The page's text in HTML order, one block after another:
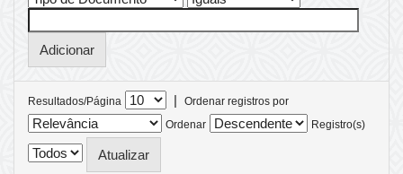
Resultados/Página |
Ordenar registros por
Ordenar
Registro(s)